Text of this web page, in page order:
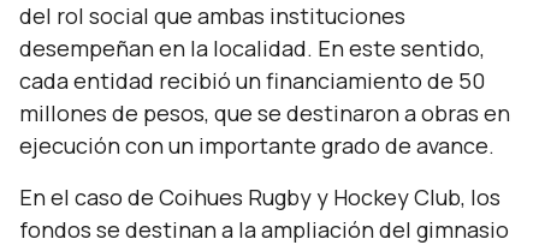
del rol social que ambas instituciones
desempeñan en la localidad. En este sentido,
cada entidad recibió un financiamiento de 50
millones de pesos, que se destinaron a obras en
ejecución con un importante grado de avance.
En el caso de Coihues Rugby y Hockey Club, los
fondos se destinan a la ampliación del gimnasio